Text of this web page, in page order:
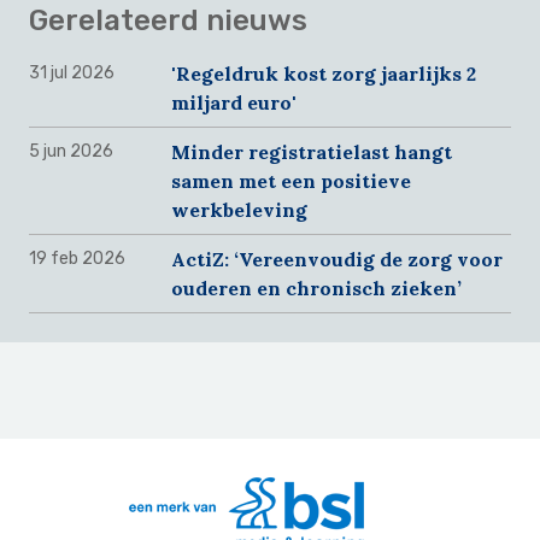
Gerelateerd nieuws
31 jul 2026
'Regeldruk kost zorg jaarlijks 2
miljard euro'
5 jun 2026
Minder registratielast hangt
samen met een positieve
werkbeleving
19 feb 2026
ActiZ: ‘Vereenvoudig de zorg voor
ouderen en chronisch zieken’